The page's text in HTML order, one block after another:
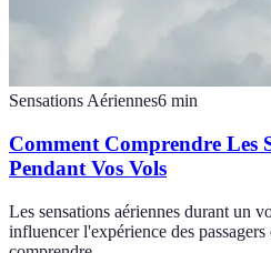
Sensations Aériennes6 min
Comment Comprendre Les
Pendant Vos Vols
Les sensations aériennes durant un
influencer l'expérience des